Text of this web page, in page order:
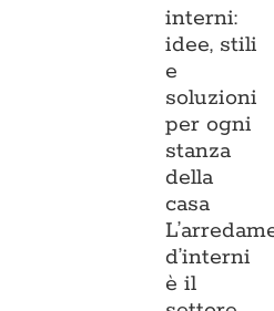
interni:
idee, stili
e
soluzioni
per ogni
stanza
della
casa
d’interni
è il